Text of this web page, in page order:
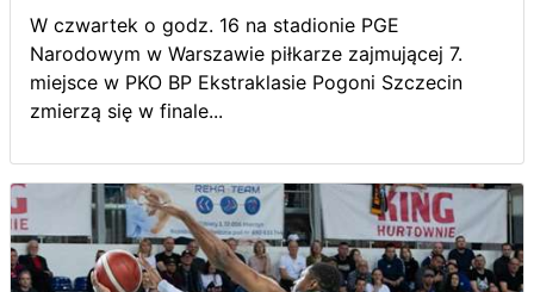
W czwartek o godz. 16 na stadionie PGE
Narodowym w Warszawie piłkarze zajmującej 7.
miejsce w PKO BP Ekstraklasie Pogoni Szczecin
zmierzą się w finale...